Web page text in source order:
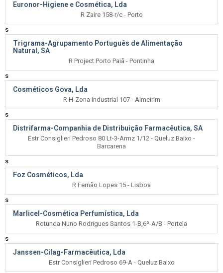
Euronor-Higiene e Cosmética, Lda
R Zaire 158-r/c - Porto
s
Trigrama-Agrupamento Português de Alimentação
Natural, SA
R Project Porto Paiã - Pontinha
s
Cosméticos Gova, Lda
R H-Zona Industrial 107 - Almeirim
s
Distrifarma-Companhia de Distribuição Farmacêutica, SA
Estr Consiglieri Pedroso 80 Lt-3-Armz 1/12 - Queluz Baixo -
Barcarena
s
Foz Cosméticos, Lda
R Fernão Lopes 15 - Lisboa
s
Marlicel-Cosmética Perfumística, Lda
Rotunda Nuno Rodrigues Santos 1-B,6º-A/B - Portela
s
Janssen-Cilag-Farmacêutica, Lda
Estr Consiglieri Pedroso 69-A - Queluz Baixo